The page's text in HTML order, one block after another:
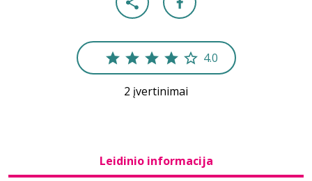
4.0
2 įvertinimai
Leidinio informacija